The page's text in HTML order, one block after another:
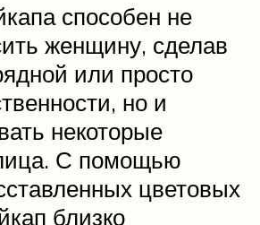
способен не
женщину, сделав
или просто
но и
некоторые
С помощью
цветовых
близко